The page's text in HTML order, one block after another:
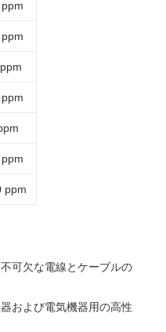
ppm
可欠な電線とケーブルの
および電気機器用の高性